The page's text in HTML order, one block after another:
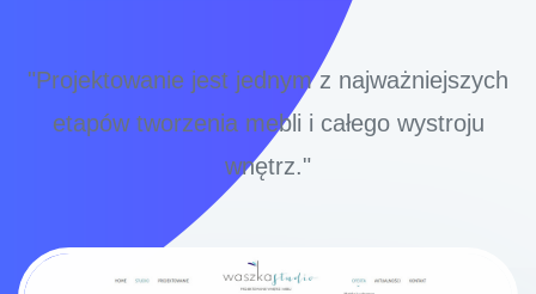
"Projektowanie jest jednym z najważniejszych
etapów tworzenia mebli i całego wystroju
wnętrz."